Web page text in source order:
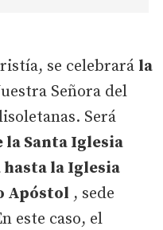
se celebrará la
Señora del
Será
la Santa Iglesia
la Iglesia
Apóstol , sede
este caso, el